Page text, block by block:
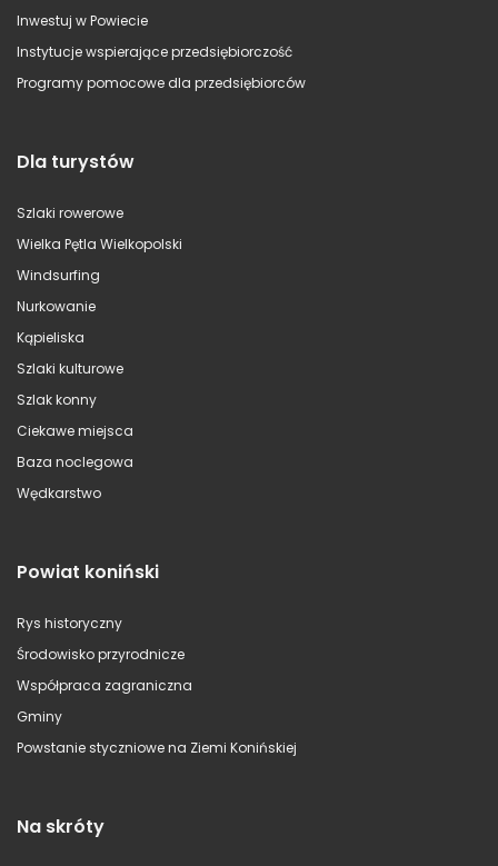
Inwestuj w Powiecie
Instytucje wspierające przedsiębiorczość
Programy pomocowe dla przedsiębiorców
Dla turystów
Szlaki rowerowe
Wielka Pętla Wielkopolski
Windsurfing
Nurkowanie
Kąpieliska
Szlaki kulturowe
Szlak konny
Ciekawe miejsca
Baza noclegowa
Wędkarstwo
Powiat koniński
Rys historyczny
Środowisko przyrodnicze
Współpraca zagraniczna
Gminy
Powstanie styczniowe na Ziemi Konińskiej
Na skróty